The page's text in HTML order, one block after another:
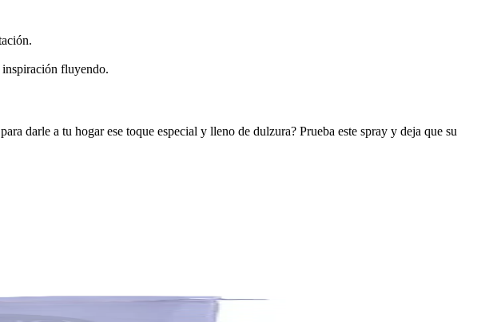
inspiración fluyendo.
darle a tu hogar ese toque especial y lleno de dulzura? Prueba este spray y deja que su